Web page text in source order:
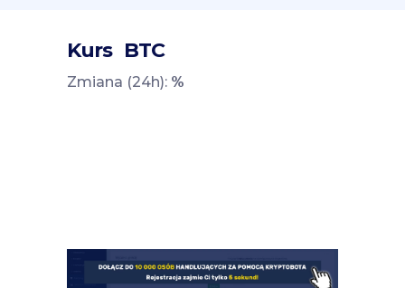
Kurs BTC
Zmiana (24h): %